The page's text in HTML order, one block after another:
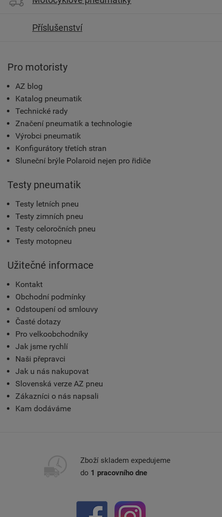
Příslušenství
Pro motoristy
AZ blog
Katalog pneumatik
Technické rady
Značení pneumatik a technologie
Výrobci pneumatik
Konfigurátory třetích stran
Sluneční brýle Polaroid nejen pro řidiče
Testy pneumatik
Testy letních pneu
Testy zimních pneu
Testy celoročních pneu
Testy motopneu
Užitečné informace
Kontakt
Obchodní podmínky
Odstoupení od smlouvy
Časté dotazy
Pro velkoobchodníky
Jak jsme rychlí
Naši přepravci
Jak u nás nakupovat
Slovenská verze AZ pneu
Zákazníci o nás napsali
Kam dodáváme
Zboží skladem expedujeme
do 1 pracovního dne